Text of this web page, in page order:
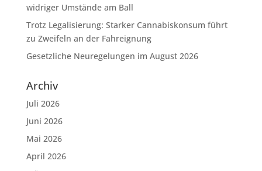
widriger Umstände am Ball
Trotz Legalisierung: Starker Cannabiskonsum führt
zu Zweifeln an der Fahreignung
Gesetzliche Neuregelungen im August 2026
Archiv
Juli 2026
Juni 2026
Mai 2026
April 2026